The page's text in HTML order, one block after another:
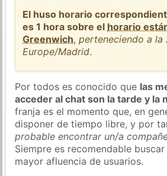
El huso horario
es 1 hora sobre el horario
Greenwich,perteneciendo a la
Europe/Madrid.
Por todos es conocido que las
acceder al chat son la tarde y la
franja es el momento que, en
disponer de tiempo libre, y por
probable encontrar un/a
Siempre es recomendable
mayor afluencia de usuarios.